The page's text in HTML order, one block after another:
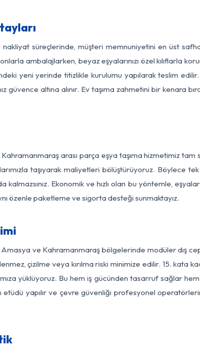
süreçlerinde, müşteri memnuniyetini en üst
ambalajlarken, beyaz eşyalarınızı özel kılıflarla
yeni yerinde titizlikle kurulumu yapılarak teslim
güvence altına alınır. Ev taşıma zahmetini bir kenara
arası parça eşya taşıma hizmetimiz tam
taşıyarak maliyetleri bölüştürüyoruz. Böylece
Ekonomik ve hızlı olan bu yöntemle,
özenle paketleme ve sigorta desteği sunmaktayız.
ve Kahramanmaraş bölgelerinde modüler dış
çizilme veya kırılma riski minimize edilir. 15. kata
yüklüyoruz. Bu hem iş gücünden tasarruf sağlar
etüdü yapılır ve çevre güvenliği profesyonel